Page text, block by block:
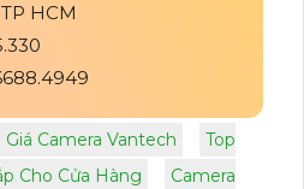
HCM
Giá Camera Vantech
Top
Cho Cửa Hàng
Camera